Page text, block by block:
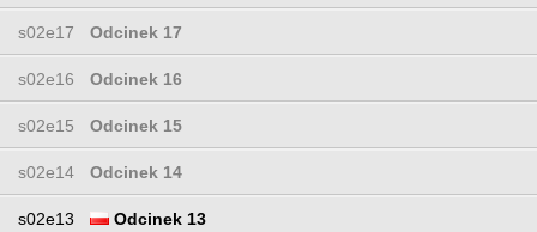
s02e17 Odcinek 17
s02e16 Odcinek 16
s02e15 Odcinek 15
s02e14 Odcinek 14
s02e13 Odcinek 13